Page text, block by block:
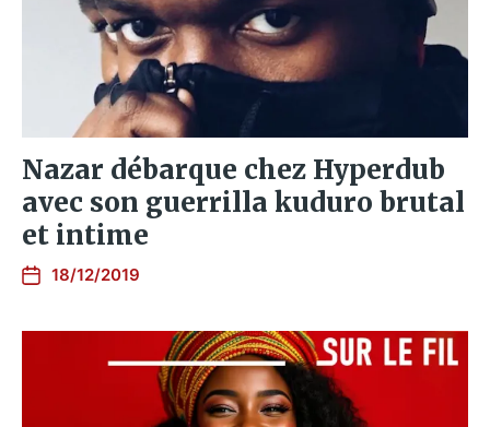
Nazar débarque chez Hyperdub
avec son guerrilla kuduro brutal
et intime
18/12/2019